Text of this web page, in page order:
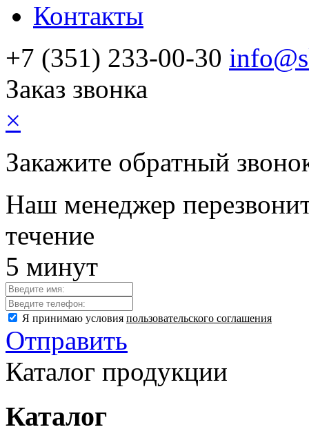
Контакты
+7 (351) 233-00-30
Заказ звонка
×
Закажите обратный
Наш менеджер
течение
5 минут
Я принимаю условия пользовательского соглашения
Отправить
Каталог продукции
Каталог